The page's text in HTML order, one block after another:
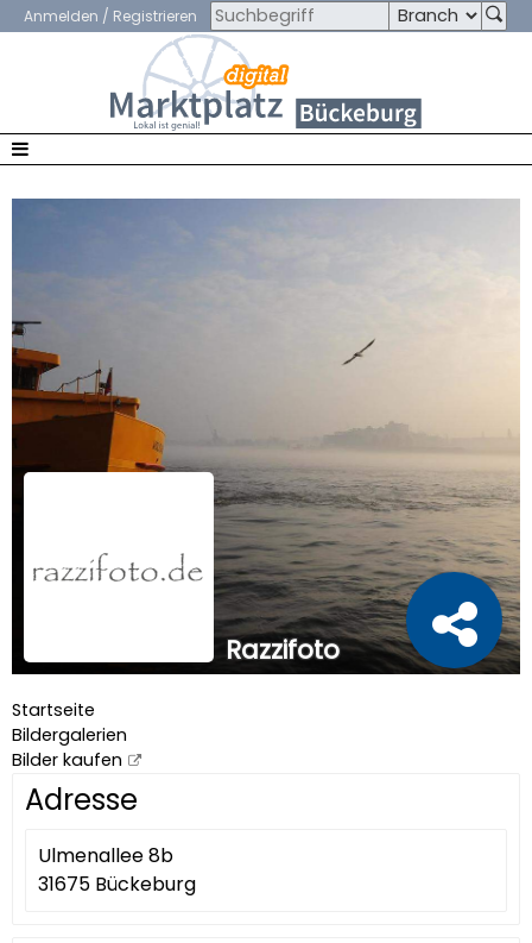
Anmelden / Registrieren
Razzifoto
Startseite
Bildergalerien
Bilder kaufen
Adresse
Ulmenallee 8b
31675 Bückeburg